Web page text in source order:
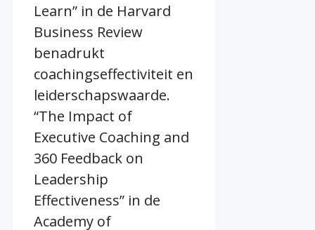
Learn” in de Harvard
Business Review
benadrukt
coachingseffectiviteit en
leiderschapswaarde.
“The Impact of
Executive Coaching and
360 Feedback on
Leadership
Effectiveness” in de
Academy of